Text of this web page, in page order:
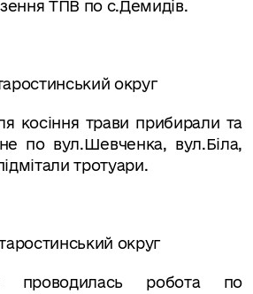
ТПВ по с.Демидів.
округ
косіння трави прибирали та
по вул.Шевченка, вул.Біла,
тротуари.
округ
проводилась робота по